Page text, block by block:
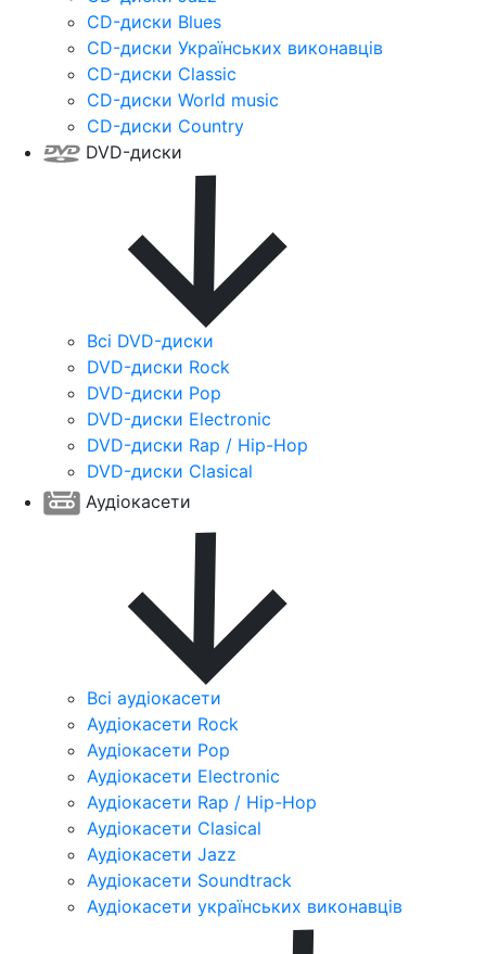
CD-диски Blues
CD-диски Українських виконавців
CD-диски Classic
CD-диски World music
CD-диски Country
DVD-диски
Всі DVD-диски
DVD-диски Rock
DVD-диски Pop
DVD-диски Electronic
DVD-диски Rap / Hip-Hop
DVD-диски Clasical
Аудіокасети
Всі аудіокасети
Аудіокасети Rock
Аудіокасети Pop
Аудіокасети Electronic
Аудіокасети Rap / Hip-Hop
Аудіокасети Clasical
Аудіокасети Jazz
Аудіокасети Soundtrack
Аудіокасети українських виконавців